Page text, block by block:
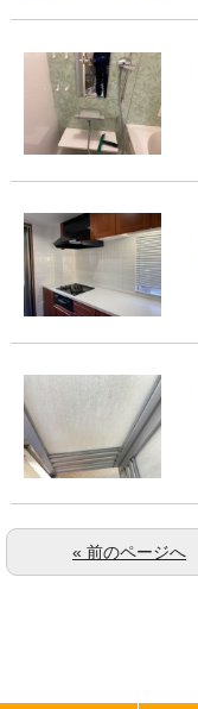
« 前のページへ